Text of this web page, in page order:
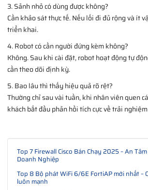
3. Sảnh nhỏ có dùng được không?
Cần khảo sát thực tế. Nếu lối đi đủ rộng và ít
triển khai.
4. Robot có cần người đứng kèm không?
Không. Sau khi cài đặt, robot hoạt động tự
cần theo dõi định kỳ.
5. Bao lâu thì thấy hiệu quả rõ rệt?
Thường chỉ sau vài tuần, khi nhân viên quen
khách bắt đầu phản hồi tích cực về trải
Top 7 Firewall Cisco Bán Chạy 2025 – An
Doanh Nghiệp
Top 8 Bộ phát WiFi 6/6E FortiAP mới nhất –
luôn mạnh